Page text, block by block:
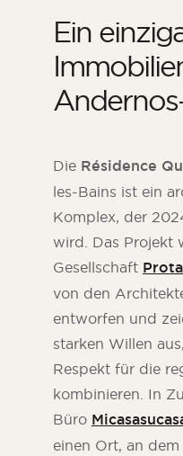
Lassen Sie sich
Texturen von
Ein
Die Résidence
les-Bains ist ein
Komplex, der
wird. Das Projekt
Gesellschaft
von den
entworfen und
starken Willen
Respekt für die
kombinieren. In
Büro
einen Ort, an